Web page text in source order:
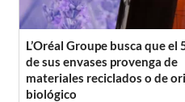
L’Oréal Groupe busca que el
de sus envases provenga de
materiales reciclados o de
biológico